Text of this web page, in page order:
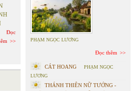
Đọc
PHẠM NGỌC LƯƠNG
Đọc thêm
CÁT HOANG
PHẠM NGỌC
LƯƠNG
THÁNH THIÊN NỮ TƯỚNG -